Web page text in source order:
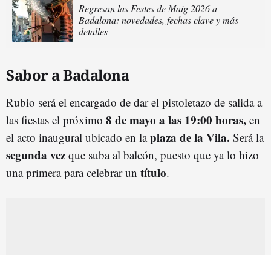
Regresan las Festes de Maig 2026 a
Badalona: novedades, fechas clave y más
detalles
Sabor a Badalona
Rubio será el encargado de dar el pistoletazo de salida a
las fiestas el próximo 8 de mayo a las 19:00 horas, en
el acto inaugural ubicado en laplaza de la Vila. Será la
segunda vez que suba al balcón, puesto que ya lo hizo
una primera para celebrar un título.